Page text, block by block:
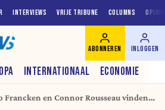
INTERVIEWS VRIJE TRIBUNE COLUMNS
INTERNATIONAAL ECONOMIE
ABONNEREN INLOGGEN
Francken en Connor Rousseau vinden